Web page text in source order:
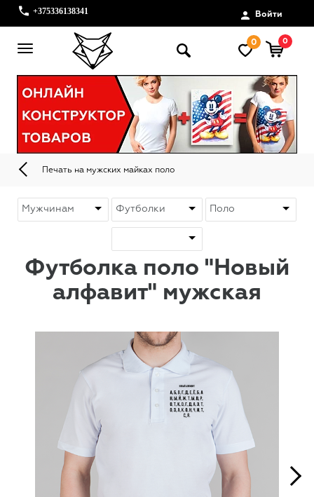
+375336138341 Войти
0 0
Печать на мужских майках поло
Футболка поло "Новый
алфавит" мужская